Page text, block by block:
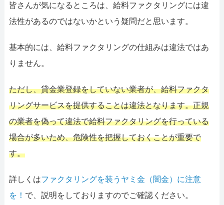
皆さんが気になるところは、給料ファクタリングには違
法性があるのではないかという疑問だと思います。
基本的には、給料ファクタリングの仕組みは違法ではあ
りません。
ただし、貸金業登録をしていない業者が、給料ファクタ
リングサービスを提供することは違法となります。正規
の業者を偽って違法で給料ファクタリングを行っている
場合が多いため、危険性を把握しておくことが重要で
す。
詳しくはファクタリングを装うヤミ金（闇金）に注意
を！ で、説明をしておりますのでご確認ください。